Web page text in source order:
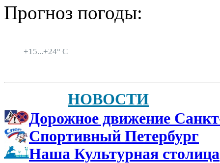
Прогноз погоды:
+15...+24° C
НОВОСТИ
Дорожное движение
Спортивный Петербург
Наша Культурная столица